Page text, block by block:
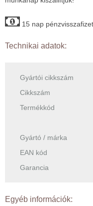
15 nap
Technikai adatok:
Gyártói cikkszám
Cikkszám
Termékkód
Gyártó / márka
EAN kód
Garancia
Egyéb információk: